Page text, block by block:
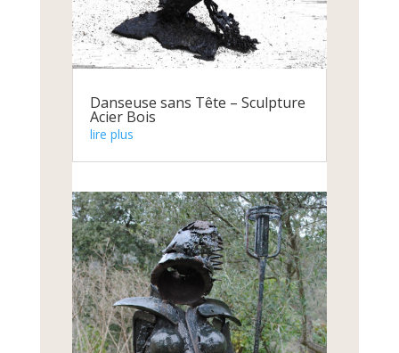
Danseuse sans Tête – Sculpture
Acier Bois
lire plus